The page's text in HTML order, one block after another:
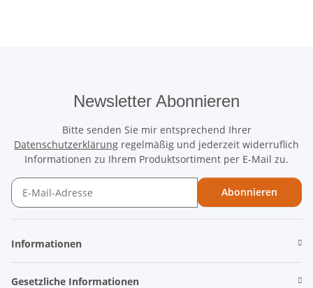
Newsletter Abonnieren
Bitte senden Sie mir entsprechend Ihrer
Datenschutzerklärung regelmäßig und jederzeit widerruflich
Informationen zu Ihrem Produktsortiment per E-Mail zu.
Abonnieren
Informationen
Gesetzliche Informationen